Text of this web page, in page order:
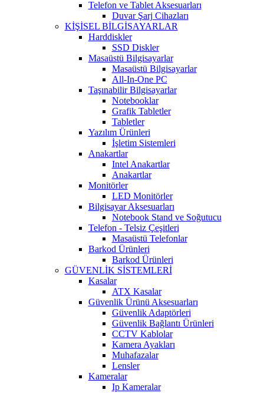
Telefon ve Tablet Aksesuarları
Duvar Şarj Cihazları
KİŞİSEL BİLGİSAYARLAR
Harddiskler
SSD Diskler
Masaüstü Bilgisayarlar
Masaüstü Bilgisayarlar
All-In-One PC
Taşınabilir Bilgisayarlar
Notebooklar
Grafik Tabletler
Tabletler
Yazılım Ürünleri
İşletim Sistemleri
Anakartlar
Intel Anakartlar
Anakartlar
Monitörler
LED Monitörler
Bilgisayar Aksesuarları
Notebook Stand ve Soğutucu
Telefon - Telsiz Çeşitleri
Masaüstü Telefonlar
Barkod Ürünleri
Barkod Ürünleri
GÜVENLİK SİSTEMLERİ
Kasalar
ATX Kasalar
Güvenlik Ürünü Aksesuarları
Güvenlik Adaptörleri
Güvenlik Bağlantı Ürünleri
CCTV Kablolar
Kamera Ayakları
Muhafazalar
Lensler
Kameralar
Ip Kameralar